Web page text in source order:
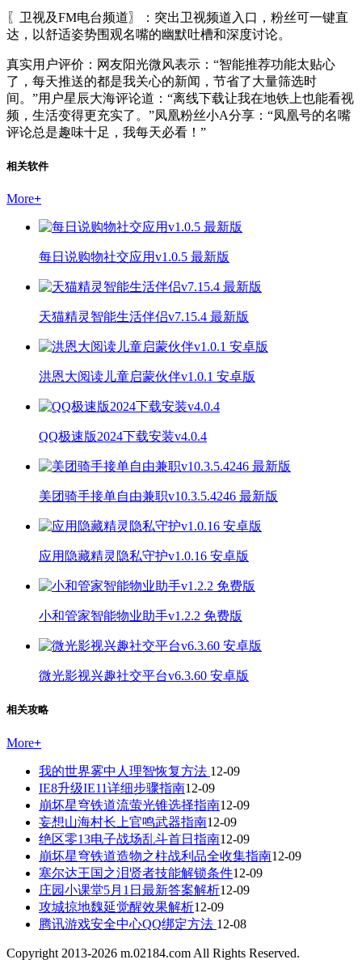
〖卫视及FM电台频道〗：突出卫视频道入口，粉丝可一键直
达，以舒适姿势围观名嘴的幽默吐槽和深度讨论。
真实用户评价：网友阳光微风表示：“智能推荐功能太贴心
了，每天推送的都是我关心的新闻，节省了大量筛选时
间。”用户星辰大海评论道：“离线下载让我在地铁上也能看视
频，生活变得更充实了。”凤凰粉丝小A分享：“凤凰号的名嘴
评论总是趣味十足，我每天必看！”
相关软件
More+
每日说购物社交应用v1.0.5 最新版
天猫精灵智能生活伴侣v7.15.4 最新版
洪恩大阅读儿童启蒙伙伴v1.0.1 安卓版
QQ极速版2024下载安装v4.0.4
美团骑手接单自由兼职v10.3.5.4246 最新版
应用隐藏精灵隐私守护v1.0.16 安卓版
小和管家智能物业助手v1.2.2 免费版
微光影视兴趣社交平台v6.3.60 安卓版
相关攻略
More+
我的世界雾中人理智恢复方法 12-09
IE8升级IE11详细步骤指南12-09
崩坏星穹铁道流萤光锥选择指南12-09
妄想山海村长上官鸣武器指南12-09
绝区零13电子战场乱斗首日指南12-09
崩坏星穹铁道造物之柱战利品全收集指南12-09
塞尔达王国之泪贤者技能解锁条件12-09
庄园小课堂5月1日最新答案解析12-09
攻城掠地魏延觉醒效果解析12-09
腾讯游戏安全中心QQ绑定方法 12-08
Copyright 2013-2026 m.02184.com All Rights Reserved.